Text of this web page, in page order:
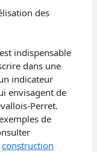
des
indispensable
dans une
indicateur
envisagent de
Perret.
de
construction